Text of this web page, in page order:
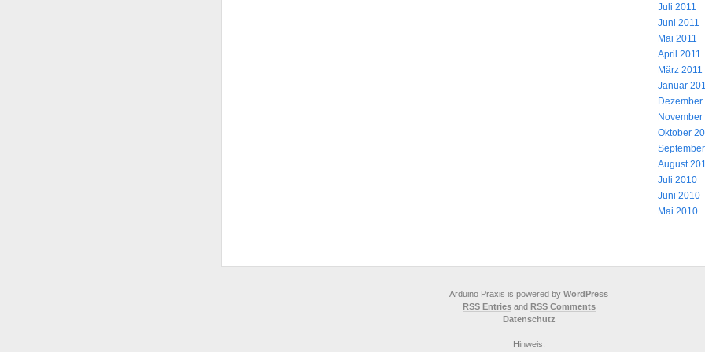
Juli 2011
Juni 2011
Mai 2011
April 2011
März 2011
Januar
Oktober
August
Juli 2010
Juni 2010
Mai 2010
Arduino Praxis is powered by WordPress
RSS Entriesand RSS Comments
Datenschutz
Hinweis: